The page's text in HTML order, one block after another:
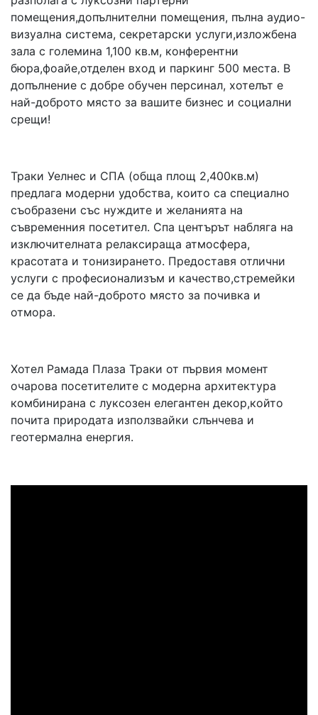
помещения,допълнителни помещения, пълна аудио-
визуална система, секретарски услуги,изложбена
зала с големина 1,100 кв.м, конферентни
бюра,фоайе,отделен вход и паркинг 500 места. В
допълнение с добре обучен персинал, хотелът е
най-доброто място за вашите бизнес и социални
срещи!
Траки Уелнес и СПА (обща площ 2,400кв.м)
предлага модерни удобства, които са специално
съобразени със нуждите и желанията на
съвременния посетител. Спа центърът набляга на
изключителната релаксираща атмосфера,
красотата и тонизирането. Предоставя отлични
услуги с професионализъм и качество,стремейки
се да бъде най-доброто място за почивка и
отмора.
Хотел Рамада Плаза Траки от първия момент
очарова посетителите с модерна архитектура
комбинирана с луксозен елегантен декор,който
почита природата използвайки слънчева и
геотермална енергия.